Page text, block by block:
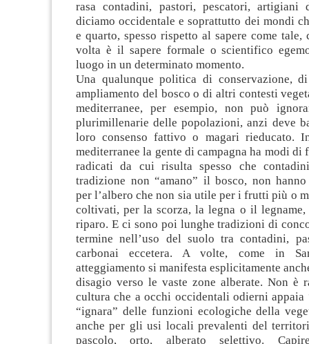
rasa contadini, pastori, pescatori, artigiani
diciamo occidentale e soprattutto dei mondi
e quarto, spesso rispetto al sapere come tale,
volta è il sapere formale o scientifico
luogo in un determinato momento.
Una qualunque politica di conservazione,
ampliamento del bosco o di altri contesti
mediterranee, per esempio, non può
plurimillenarie delle popolazioni, anzi deve
loro consenso fattivo o magari rieducato.
mediterranee la gente di campagna ha modi di
radicati da cui risulta spesso che
tradizione non “amano” il bosco, non hanno
per l’albero che non sia utile per i frutti più o
coltivati, per la scorza, la legna o il legname,
riparo. E ci sono poi lunghe tradizioni di
termine nell’uso del suolo tra contadini,
carbonai eccetera. A volte, come in
atteggiamento si manifesta esplicitamente
disagio verso le vaste zone alberate. Non è
cultura che a occhi occidentali odierni appaia
“ignara” delle funzioni ecologiche della
anche per gli usi locali prevalenti del
pascolo, orto, alberato selettivo.